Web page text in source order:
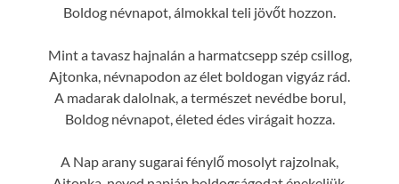
Boldog névnapot, álmokkal teli jövőt hozzon.
Mint a tavasz hajnalán a harmatcsepp szép csillog,
Ajtonka, névnapodon az élet boldogan vigyáz rád.
A madarak dalolnak, a természet nevédbe borul,
Boldog névnapot, életed édes virágait hozza.
A Nap arany sugarai fénylő mosolyt rajzolnak,